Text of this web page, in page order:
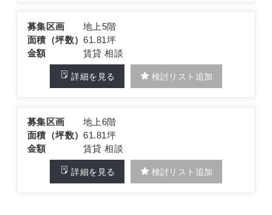
募集区画
地上5階
面積（坪数）61.81坪
金額
賃貸 相談
詳細を見る 検討リスト追加
募集区画
地上6階
面積（坪数）61.81坪
金額
賃貸 相談
詳細を見る 検討リスト追加